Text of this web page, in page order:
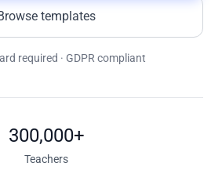
templates
required · GDPR compliant
300,000+
Teachers